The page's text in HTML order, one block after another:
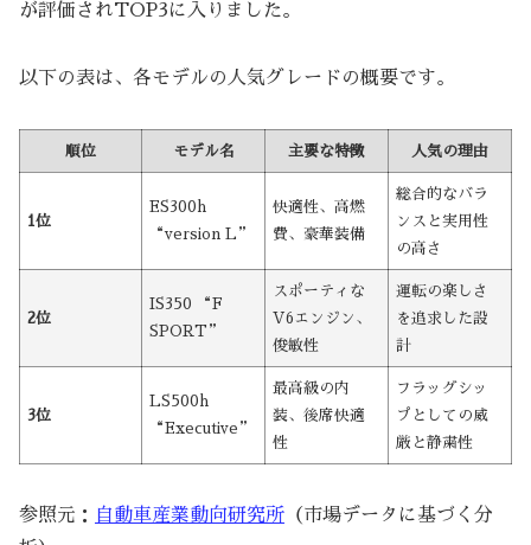
が評価されTOP3に入りました。
以下の表は、各モデルの人気グレードの概要です。
順位 モデル名 主要な特徴 人気の理由
1位
ES300h
“version L”
快適性、高燃
費、豪華装備
総合的なバラ
ンスと実用性
の高さ
2位
IS350 “F
SPORT”
スポーティな
V6エンジン、
俊敏性
運転の楽しさ
を追求した設
計
3位
LS500h
“Executive”
最高級の内
装、後席快適
性
フラッグシッ
プとしての威
厳と静粛性
参照元： 自動車産業動向研究所 （市場データに基づく分